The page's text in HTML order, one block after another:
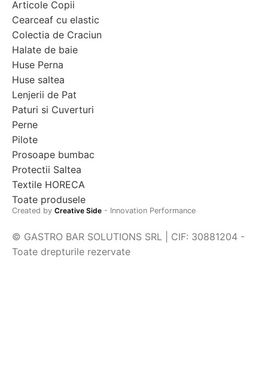
Articole Copii
Cearceaf cu elastic
Colectia de Craciun
Halate de baie
Huse Perna
Huse saltea
Lenjerii de Pat
Paturi si Cuverturi
Perne
Pilote
Prosoape bumbac
Protectii Saltea
Textile HORECA
Toate produsele
Created by Creative Side - Innovation Performance
© GASTRO BAR SOLUTIONS SRL | CIF: 30881204 -
Toate drepturile rezervate